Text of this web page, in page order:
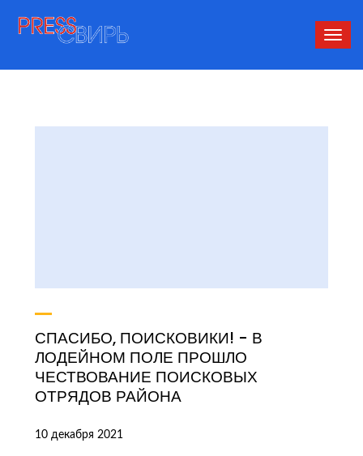
СПАСИБО, ПОИСКОВИКИ! - В
ЛОДЕЙНОМ ПОЛЕ ПРОШЛО
ЧЕСТВОВАНИЕ ПОИСКОВЫХ
ОТРЯДОВ РАЙОНА
10 декабря 2021